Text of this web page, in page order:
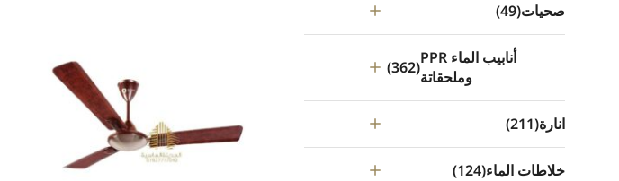
صحيات(49)
أنابيب الماء PPR
وملحقاتة(362)
انارة(211)
خلاطات الماء(124)